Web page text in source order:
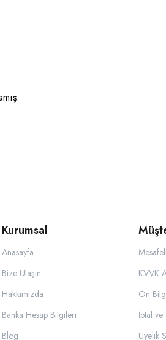
Kurumsal
Anasayfa
Bize Ulaşın
Hakkımızda
Banka Hesap Bilgileri
Blog
KVVK
Ön
İptal ve
Üyelik